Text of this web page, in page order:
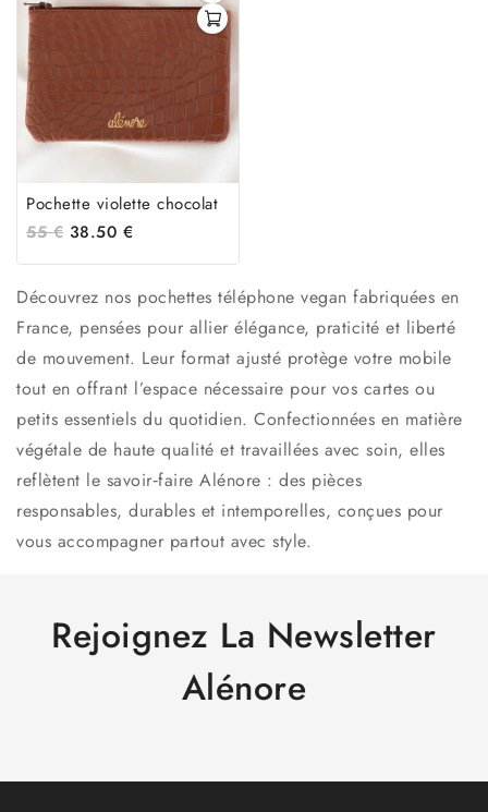
Pochette violette chocolat
55€ 38.50 €
Découvrez nos pochettes téléphone vegan fabriquées en
France, pensées pour allier élégance, praticité et liberté
de mouvement. Leur format ajusté protège votre mobile
tout en offrant l’espace nécessaire pour vos cartes ou
petits essentiels du quotidien. Confectionnées en matière
végétale de haute qualité et travaillées avec soin, elles
reflètent le savoir‑faire Alénore : des pièces
responsables, durables et intemporelles, conçues pour
vous accompagner partout avec style.
Rejoignez La Newsletter
Alénore